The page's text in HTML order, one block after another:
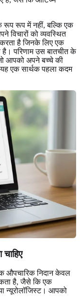
रूप रूप में नहीं, बल्कि एक
विचारों को व्यवस्थित
है जिनके लिए एक
परिणाम उस बातचीत के
आपको अपने बच्चे की
एक सार्थक पहला कदम
औपचारिक निदान केवल
है, जैसे कि एक
न्यूरोलॉजिस्ट। आपको